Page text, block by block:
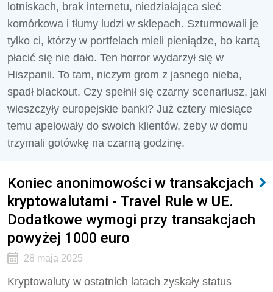
lotniskach, brak internetu, niedziałająca sieć
komórkowa i tłumy ludzi w sklepach. Szturmowali je
tylko ci, którzy w portfelach mieli pieniądze, bo kartą
płacić się nie dało. Ten horror wydarzył się w
Hiszpanii. To tam, niczym grom z jasnego nieba,
spadł blackout. Czy spełnił się czarny scenariusz, jaki
wieszczyły europejskie banki? Już cztery miesiące
temu apelowały do swoich klientów, żeby w domu
trzymali gotówkę na czarną godzinę.
Koniec anonimowości w transakcjach
kryptowalutami - Travel Rule w UE.
Dodatkowe wymogi przy transakcjach
powyżej 1000 euro
28 maja 2025
Kryptowaluty w ostatnich latach zyskały status